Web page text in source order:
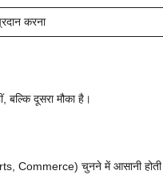
करना
बल्कि दूसरा मौका है।
Commerce) चुनने में आसानी होती